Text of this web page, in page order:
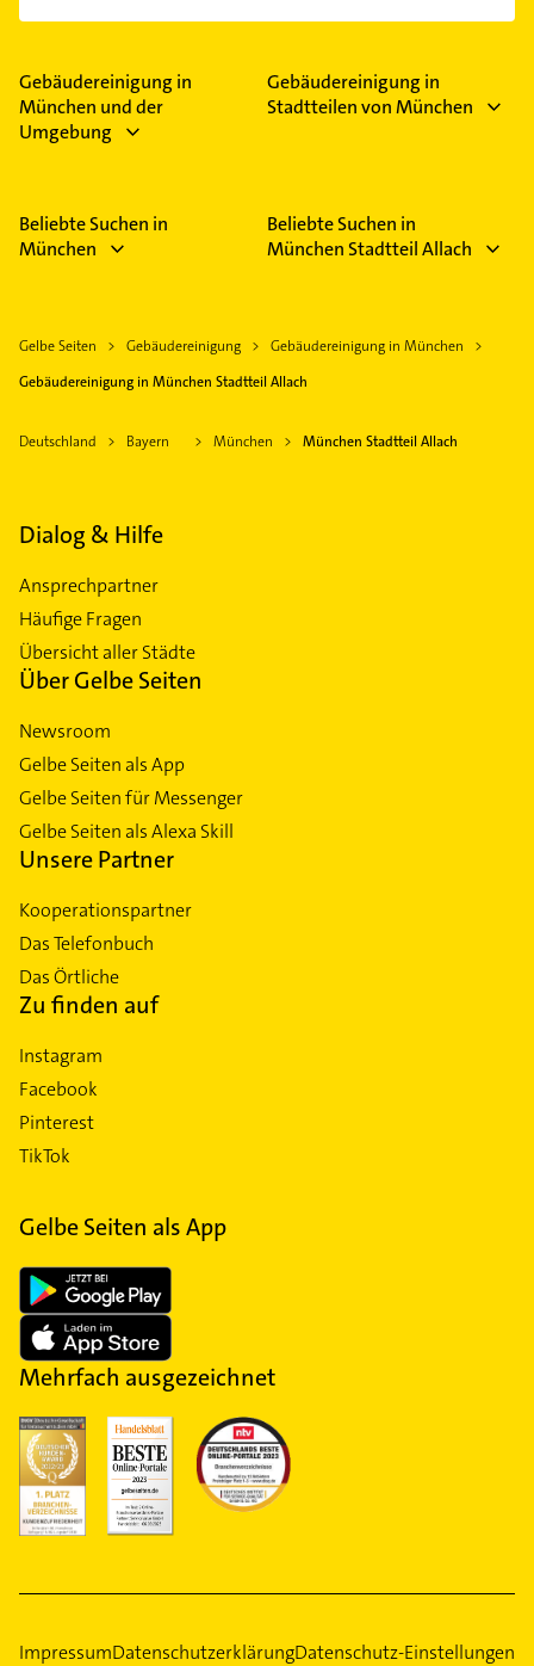
Im Anbieter-Bereich finden Sie alleÖffnungszeiten.
Feiertagen abweichen können.
Gebäudereinigung in
München und der
Umgebung
Gebäudereinigung in
Stadtteilen von München
Beliebte Suchen in
München
Beliebte Suchen in
München Stadtteil Allach
Gelbe Seiten Gebäudereinigung
Gebäudereinigung in München
Gebäudereinigung in München Stadtteil Allach
Deutschland Bayern München München Stadtteil Allach
Dialog & Hilfe
Ansprechpartner
Häufige Fragen
Übersicht aller Städte
Über Gelbe Seiten
Newsroom
Gelbe Seiten als App
Gelbe Seiten für Messenger
Gelbe Seiten als Alexa Skill
Unsere Partner
Kooperationspartner
Das Telefonbuch
Das Örtliche
Zu finden auf
Instagram
Facebook
Pinterest
TikTok
Gelbe Seiten als App
Mehrfach ausgezeichnet
ImpressumDatenschutzerklärungDatenschutz-Einstellungen